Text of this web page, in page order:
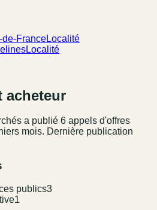
de-FranceLocalité
Localité
acheteur
a publié 6 appel s d'offres
mois. Dernière publication
publics3
1